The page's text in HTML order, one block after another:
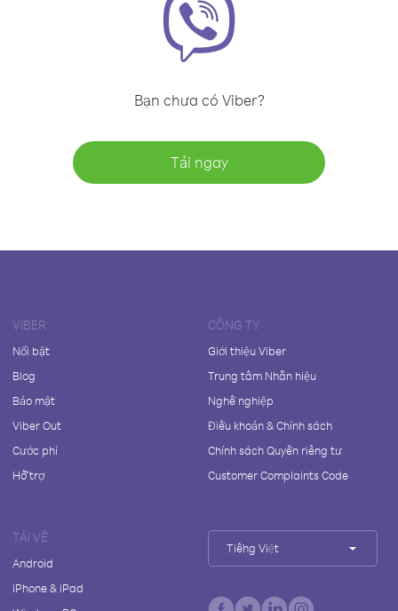
Bạn chưa có Viber?
Tải ngay
VIBER
Nổi bật
Blog
Bảo mật
Viber Out
Cước phí
Hỗ trợ
CÔNG TY
Giới thiệu Viber
Trung tâm Nhãn hiệu
Nghề nghiệp
Điều khoản & Chính sách
Chính sách Quyền riêng tư
Customer Complaints Code
TẢI VỀ
Android
iPhone & iPad
Tiếng Việt